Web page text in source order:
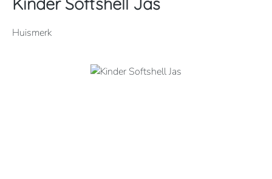
Huismerk
Afbeeldingengalerij overslaan